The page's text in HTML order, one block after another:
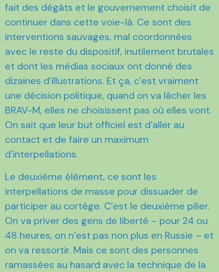
fait des dégâts et le gouvernement choisit de
continuer dans cette voie-là. Ce sont des
interventions sauvages, mal coordonnées
avec le reste du dispositif, inutilement brutales
et dont les médias sociaux ont donné des
dizaines d’illustrations. Et ça, c’est vraiment
une décision politique, quand on va lâcher les
BRAV-M, elles ne choisissent pas où elles vont.
On sait que leur but officiel est d’aller au
contact et de faire un maximum
d’interpellations.
Le deuxième élément, ce sont les
interpellations de masse pour dissuader de
participer au cortège. C’est le deuxième pilier.
On va priver des gens de liberté – pour 24 ou
48 heures, on n’est pas non plus en Russie – et
on va ressortir. Mais ce sont des personnes
ramassées au hasard avec la technique de la